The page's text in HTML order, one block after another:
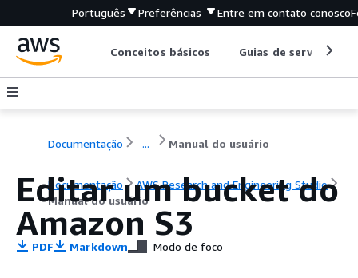
Português Preferências Entre em contato conosco
Conceitos básicos Guias de serviço
Documentação ... Manual do usuário
Documentação
AWS Research and Engineering Studio
Manual do usuário
Editar um bucket do
Amazon S3
PDF Markdown Modo de foco